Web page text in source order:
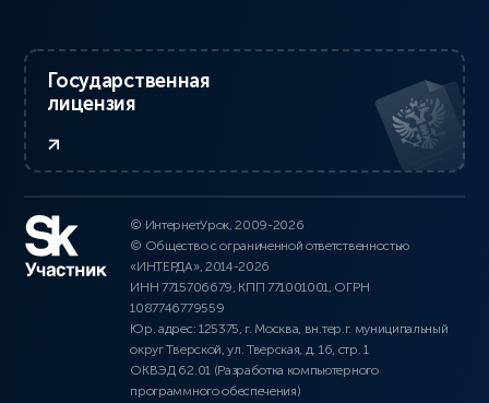
Государственная
лицензия
© ИнтернетУрок, 2009-2026
© Общество с ограниченной ответственностью
«ИНТЕРДА», 2014-2026
ИНН 7715706679, КПП 771001001, ОГРН
1087746779559
Юр. адрес: 125375, г. Москва, вн.тер.г. муниципальный
округ Тверской, ул. Тверская, д. 16, стр. 1
ОКВЭД 62.01 (Разработка компьютерного
программного обеспечения)